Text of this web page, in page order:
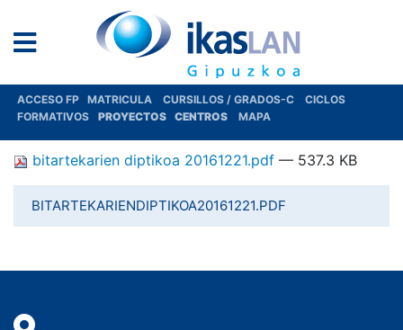
ACCESO FP MATRICULA CURSILLOS / GRADOS-C
CICLOS
FORMATIVOS
PROYECTOS CENTROS MAPA
bitartekarien diptikoa 20161221.pdf — 537.3 KB
BITARTEKARIENDIPTIKOA20161221.PDF